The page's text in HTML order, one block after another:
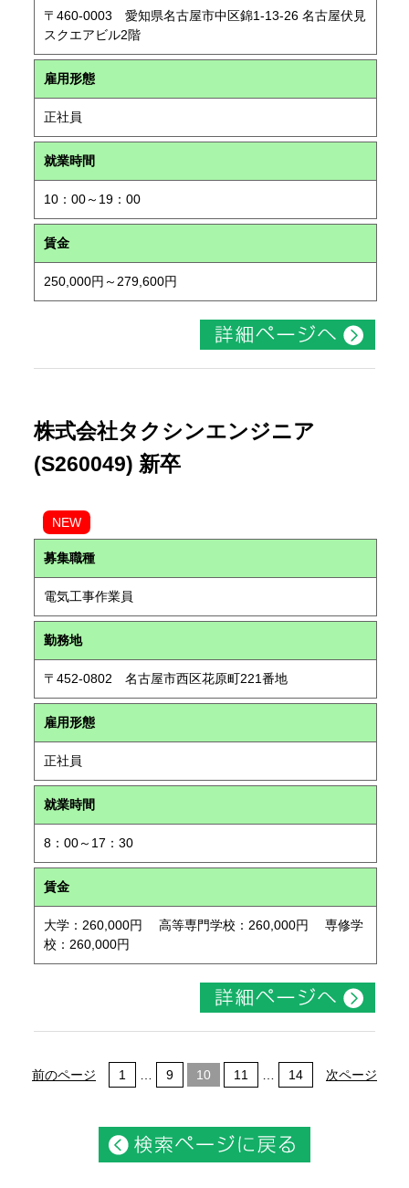
〒460-0003 愛知県名古屋市中区錦1-13-26 名古屋伏見
スクエアビル2階
雇用形態
正社員
就業時間
10：00～19：00
賃金
250,000円～279,600円
株式会社タクシンエンジニア
(S260049) 新卒
NEW
募集職種
電気工事作業員
勤務地
〒452-0802 名古屋市西区花原町221番地
雇用形態
正社員
就業時間
8：00～17：30
賃金
大学：260,000円 高等専門学校：260,000円 専修学
校：260,000円
前のページ 1 9 10 11 14 次ページ